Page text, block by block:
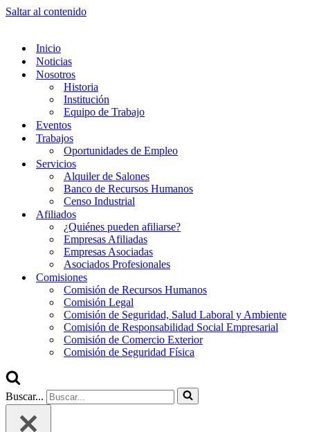
Saltar al contenido
Inicio
Noticias
Nosotros
Historia
Institución
Equipo de Trabajo
Eventos
Trabajos
Oportunidades de Empleo
Servicios
Alquiler de Salones
Banco de Recursos Humanos
Censo Industrial
Afiliados
¿Quiénes pueden afiliarse?
Empresas Afiliadas
Empresas Asociadas
Asociados Profesionales
Comisiones
Comisión de Recursos Humanos
Comisión Legal
Comisión de Seguridad, Salud Laboral y Ambiente
Comisión de Responsabilidad Social Empresarial
Comisión de Comercio Exterior
Comisión de Seguridad Física
Buscar...